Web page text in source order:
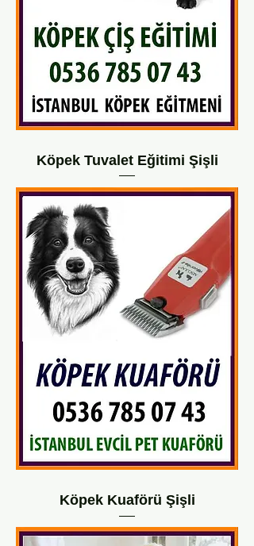
Köpek Tuvalet Eğitimi Şişli
Köpek Kuaförü Şişli